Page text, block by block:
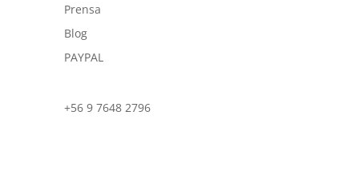
Prensa
Blog
PAYPAL
+56 9 7648 2796